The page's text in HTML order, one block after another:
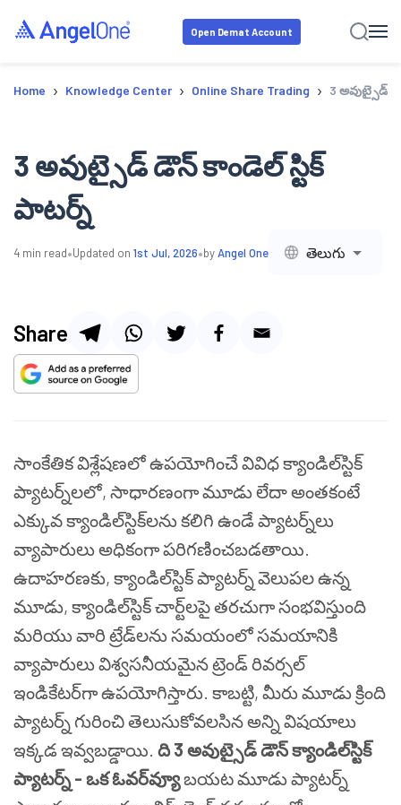
Open Demat Account
Home › Knowledge Center › Online Share Trading › 3 అవుట్సైడ్
3 అవుట్సైడ్ డౌన్ కాండెల్ స్టిక్
పాటర్న్
4 min read•Updated on 1st Jul, 2026•byAngel One తెలుగు
Share
సాంకేతిక విశ్లేషణలో ఉపయోగించే వివిధ క్యాండిల్‌స్టిక్
ప్యాటర్న్‌లలో, సాధారణంగా మూడు లేదా అంతకంటే
ఎక్కువ క్యాండిల్‌స్టిక్‌లను కలిగి ఉండే ప్యాటర్న్‌లు
వ్యాపారులు అధికంగా పరిగణించబడతాయి.
ఉదాహరణకు, క్యాండిల్‌స్టిక్ ప్యాటర్న్ వెలుపల ఉన్న
మూడు, క్యాండిల్‌స్టిక్ చార్ట్‌లపై తరచుగా సంభవిస్తుంది
మరియు వారి ట్రేడ్‌లను సమయంలో సమయానికి
వ్యాపారులు విశ్వసనీయమైన ట్రెండ్ రివర్సల్
ఇండికేటర్‌గా ఉపయోగిస్తారు. కాబట్టి, మీరు మూడు క్రింది
ప్యాటర్న్ గురించి తెలుసుకోవలసిన అన్ని విషయాలు
ఇక్కడ ఇవ్వబడ్డాయి. ది 3 అవుట్సైడ్ డౌన్ క్యాండిల్‌స్టిక్
ప్యాటర్న్ - ఒక ఓవర్‌వ్యూబయట మూడు ప్యాటర్న్